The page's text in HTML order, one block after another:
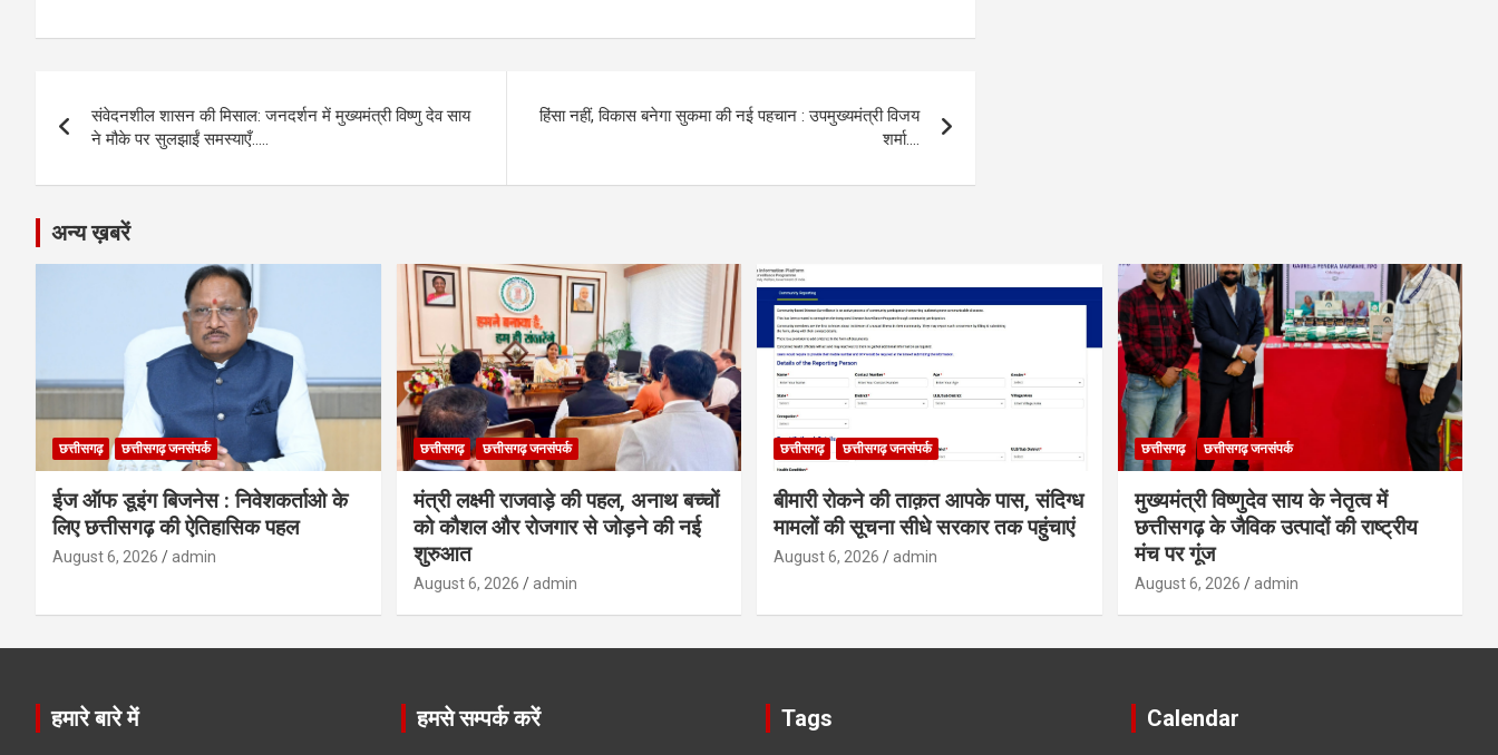
ce
o
o
k
se
g
er
at
A
p
p
e
a
ail py
n
ar
navigation
संवेदनशील शासन की मिसाल: जनदर्शन में मुख्यमंत्री विष्णु देव साय
ने मौके पर सुलझाईं समस्याएँ…..
हिंसा नहीं, विकास बनेगा सुकमा की नई पहचान : उपमुख्यमंत्री विजय
शर्मा….
अन्य ख़बरें
छत्तीसगढ़ छत्तीसगढ़ जनसंपर्क
ईज ऑफ डूइंग बिजनेस : निवेशकर्ताओ के
लिए छत्तीसगढ़ की ऐतिहासिक पहल
August 6, 2026 admin
छत्तीसगढ़ छत्तीसगढ़ जनसंपर्क
मंत्री लक्ष्मी राजवाड़े की पहल, अनाथ बच्चों
को कौशल और रोजगार से जोड़ने की नई
शुरुआत
August 6, 2026 admin
छत्तीसगढ़ छत्तीसगढ़ जनसंपर्क
बीमारी रोकने की ताक़त आपके पास, संदिग्ध
मामलों की सूचना सीधे सरकार तक पहुंचाएं
August 6, 2026 admin
छत्तीसगढ़ छत्तीसगढ़ जनसंपर्क
मुख्यमंत्री विष्णुदेव साय के नेतृत्व में
छत्तीसगढ़ के जैविक उत्पादों की राष्ट्रीय
मंच पर गूंज
August 6, 2026 admin
हमारे बारे में हमसे सम्पर्क करें Tags Calendar